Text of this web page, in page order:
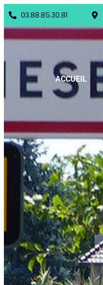
03.88.85.30.81
ACCUEIL